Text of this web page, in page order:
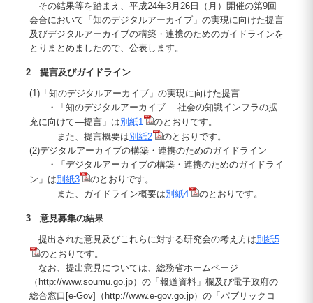
その結果等を踏まえ、平成24年3月26日（月）開催の第9回
会合において「知のデジタルアーカイブ」の実現に向けた提言
及びデジタルアーカイブの構築・連携のためのガイドラインを
とりまとめましたので、公表します。
2 提言及びガイドライン
(1)「知のデジタルアーカイブ」の実現に向けた提言
・「知のデジタルアーカイブ ―社会の知識インフラの拡
充に向けて―提言」は別紙1
のとおりです。
また、提言概要は別紙2
のとおりです。
(2)デジタルアーカイブの構築・連携のためのガイドライン
・「デジタルアーカイブの構築・連携のためのガイドライ
ン」は別紙3
のとおりです。
また、ガイドライン概要は別紙4 のとおりです。
3 意見募集の結果
提出された意見及びこれらに対する研究会の考え方は別紙5
のとおりです。
なお、提出意見については、総務省ホームページ
（http://www.soumu.go.jp）の「報道資料」欄及び電子政府の
総合窓口[e-Gov]（http://www.e-gov.go.jp）の「パブリックコ